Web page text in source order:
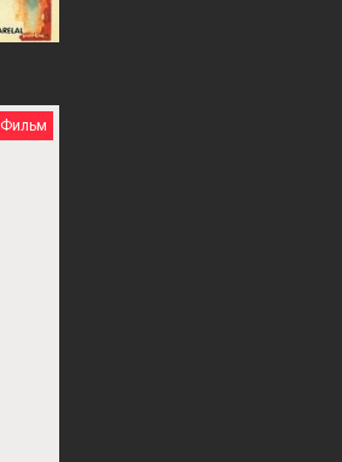
Фильм